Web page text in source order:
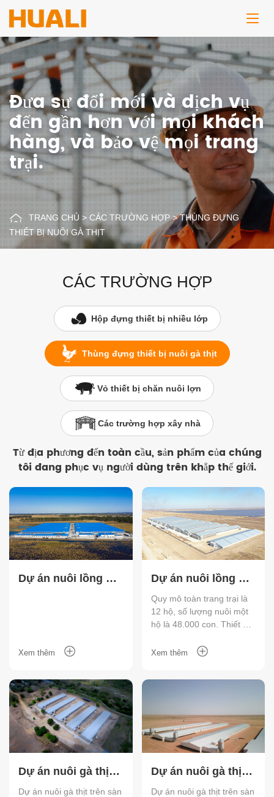
Đưa sự đổi mới và dịch vụ
đến gần hơn với mọi khách
hàng, và bảo vệ mọi trang
trại.
TRANG CHỦ>CÁC TRƯỜNG HỢP>THÙNG ĐỰNG
THIẾT BỊ NUÔI GÀ THỊT
CÁC TRƯỜNG HỢP
Hộp đựng thiết bị nhiều lớp
Thùng đựng thiết bị nuôi gà thịt
Vỏ thiết bị chăn nuôi lợn
Các trường hợp xây nhà
Từ địa phương đến toàn cầu, sản phẩm của chúng
tôi đang phục vụ người dùng trên khắp thế giới.
Dự án nuôi lồng gà
Xem thêm
Dự án nuôi lồng gà
thịt Sơn Đông
Quy mô toàn trang trại là
12 hộ, số lượng nuôi một
hộ là 48.000 con. Thiết bị
thống điều khiển nâng cao
thông gió, v.v. Chuồng
nuôi gà thịt có đặc điểm là
cửa lưới ấp bằng cách bỏ
bớt thùng đựng thức ăn
trong lồng để tiết kiệm sức
lao động.
Xem thêm
Dự án nuôi gà thịt
trên sàn ở Tanzania
Dự án nuôi gà thịt trên sàn
Dự án nuôi gà thịt
trên sàn của Ả Rập
Dự án nuôi gà thịt trên sàn